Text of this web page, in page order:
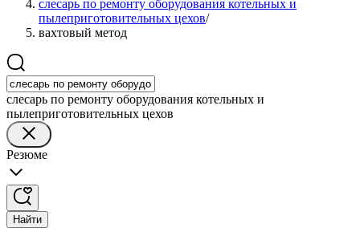
слесарь по ремонту оборудования котельных и
пылеприготовительных цехов/
вахтовый метод
слесарь по ремонту оборудования котельных и
пылеприготовительных цехов
Резюме
Найти